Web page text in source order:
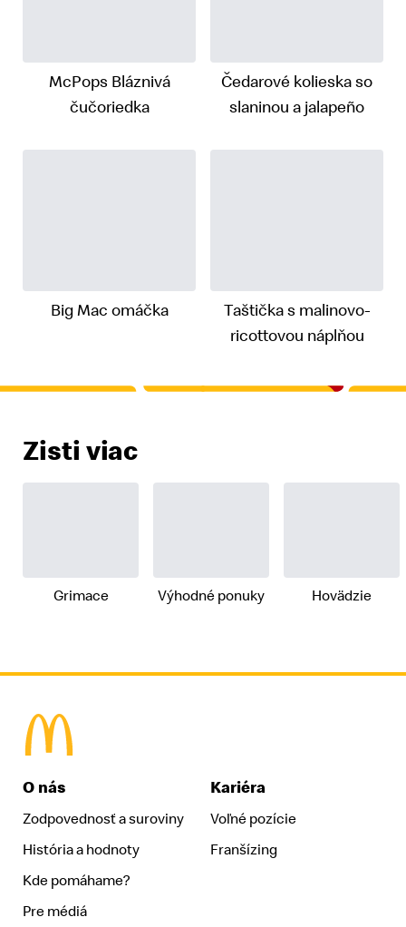
McPops Bláznivá
čučoriedka
Čedarové kolieska so
slaninou a jalapeño
Big Mac omáčka
Taštička s malinovo-
ricottovou náplňou
Zisti viac
Grimace Výhodné ponuky Hovädzie
O nás
Zodpovednosť a suroviny
História a hodnoty
Kde pomáhame?
Pre médiá
Kariéra
Voľné pozície
Franšízing